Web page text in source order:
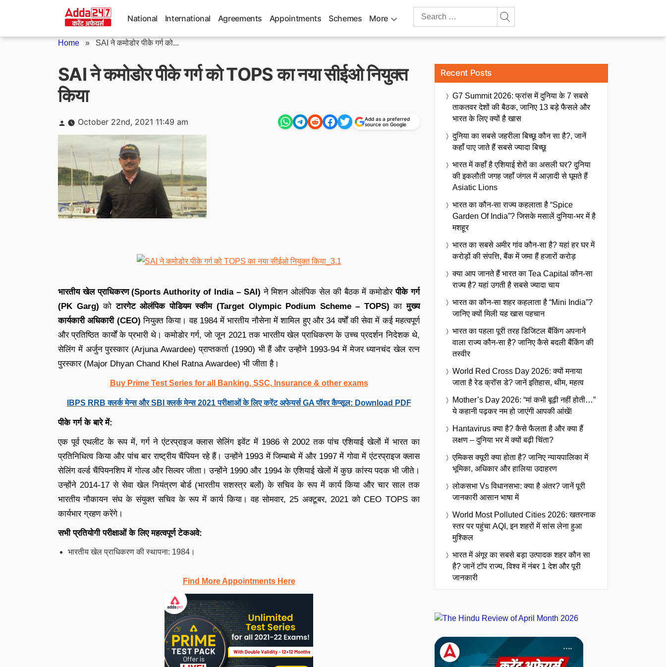
National International Agreements Appointments Schemes More
Search
Home » SAI ने कमोडोर पीके गर्ग को...
SAI ने कमोडोर पीके गर्ग को TOPS का नया सीईओ नियुक्त
किया
Posted
by
October 22nd, 2021 11:49 am
Add as a preferred
source on Google
भारतीय खेल प्राधिकरण (Sports Authority of India – SAI)ने मिशन ओलंपिक सेल की बैठक में कमोडोरपीके गर्ग
(PK Garg)कोटारगेट ओलंपिक पोडियम स्कीम (Target Olympic Podium Scheme – TOPS) कामुख्य
कार्यकारी अधिकारी (CEO) नियुक्त किया। वह 1984 में भारतीय नौसेना में शामिल हुए और 34 वर्षों की सेवा में कई महत्वपूर्ण
और प्रतिष्ठित कार्यों के प्रभारी थे। कमोडोर गर्ग, जो जून 2021 तक भारतीय खेल प्राधिकरण के उच्च प्रदर्शन निदेशक थे,
सेलिंग में अर्जुन पुरस्कार (Arjuna Awardee) प्राप्तकर्ता (1990) भी हैं और उन्होंने 1993-94 में मेजर ध्यानचंद खेल रत्न
पुरस्कार (Major Dhyan Chand Khel Ratna Awardee) भी जीता है।
Buy Prime Test Series for all Banking, SSC, Insurance & other exams
IBPS RRB क्लर्क मेन्स और SBI क्लर्क मेन्स 2021 परीक्षाओं के लिए करेंट अफेयर्स GA पॉवर कैप्सूल: Download PDF
पीके गर्ग के बारे में:
एक पूर्व एथलीट के रूप में, गर्ग ने एंटरप्राइज क्लास सेलिंग इवेंट में 1986 से 2002 तक पांच एशियाई खेलों में भारत का
प्रतिनिधित्व किया और पांच बार राष्ट्रीय चैंपियन रहे हैं। उन्होंने 1993 में जिम्बाब्वे में और 1997 में गोवा में एंटरप्राइज क्लास
सेलिंग वर्ल्ड चैंपियनशिप में गोल्ड और सिल्वर जीता। उन्होंने 1990 और 1994 के एशियाई खेलों में कुछ कांस्य पदक भी जीते।
उन्होंने 2014-17 से सेवा खेल नियंत्रण बोर्ड (भारतीय सशस्त्र बलों) के सचिव के रूप में कार्य किया और चार साल तक
भारतीय नौकायन संघ के संयुक्त सचिव के रूप में कार्य किया। वह सोमवार, 25 अक्टूबर, 2021 को CEO TOPS का
कार्यभार ग्रहण करेंगे।
सभी प्रतियोगी परीक्षाओं के लिए महत्वपूर्ण टेकअवे:
भारतीय खेल प्राधिकरण की स्थापना: 1984।
Find More Appointments Here
Recent Posts
G7 Summit 2026: फ्रांस में दुनिया के 7 सबसे
ताकतवर देशों की बैठक, जानिए 13 बड़े फैसले और
भारत के लिए क्यों है खास
दुनिया का सबसे जहरीला बिच्छू कौन सा है?, जानें
कहाँ पाए जाते हैं सबसे ज्यादा बिच्छू
भारत में कहाँ है एशियाई शेरों का असली घर? दुनिया
की इकलौती जगह जहाँ जंगल में आज़ादी से घूमते हैं
Asiatic Lions
भारत का कौन-सा राज्य कहलाता है “Spice
Garden Of India”? जिसके मसालें दुनिया-भर में है
मशहूर
भारत का सबसे अमीर गांव कौन-सा है? यहां हर घर में
करोड़ों की संपत्ति, बैंक में जमा हैं हजारों करोड़
क्या आप जानते हैं भारत का Tea Capital कौन-सा
राज्य है? यहां उगती है सबसे ज्यादा चाय
भारत का कौन-सा शहर कहलाता है “Mini India”?
जानिए क्यों मिली यह खास पहचान
भारत का पहला पूरी तरह डिजिटल बैंकिंग अपनाने
वाला राज्य कौन-सा है? जानिए कैसे बदली बैंकिंग की
तस्वीर
World Red Cross Day 2026: क्यों मनाया
जाता है रेड क्रॉस डे? जानें इतिहास, थीम, महत्व
Mother’s Day 2026: “मां कभी बूढ़ी नहीं होती…”
ये कहानी पढ़कर नम हो जाएंगी आपकी आंखें!
Hantavirus क्या है? कैसे फैलता है और क्या हैं
लक्षण – दुनिया भर में क्यों बढ़ी चिंता?
एमिकस क्यूरी क्या होता है? जानिए न्यायपालिका में
भूमिका, अधिकार और हालिया उदाहरण
लोकसभा Vs विधानसभा: क्या है अंतर? जानें पूरी
जानकारी आसान भाषा में
World Most Polluted Cities 2026: खतरनाक
स्तर पर पहुंचा AQI, इन शहरों में सांस लेना हुआ
मुश्किल
भारत में अंगूर का सबसे बड़ा उत्पादक शहर कौन सा
है? जानें टॉप राज्य, विश्व में नंबर 1 देश और पूरी
जानकारी